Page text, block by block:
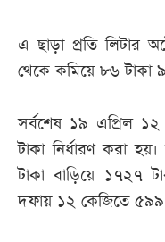
পেপার
এ ছাড়া প্রতি লিটার
থেকে কমিয়ে ৮৬ টাকা
সর্বশেষ ১৯ এপ্রিল
টাকা নির্ধারণ করা
টাকা বাড়িয়ে ১৭২৭
দফায় ১২ কেজিতে ৫৯৯